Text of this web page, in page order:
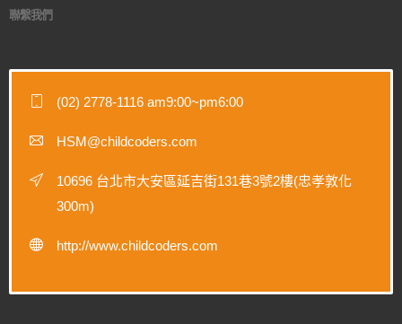
聯繫我們
(02) 2778-1116 am9:00~pm6:00
HSM@childcoders.com
10696 台北市大安區延吉街131巷3號2樓(忠孝敦化
300m)
http://www.childcoders.com